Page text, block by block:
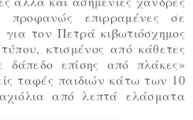
προφανώς επιρραμένες σε
τον Πετρά κιβωτιόσχημος
κτισμένος από κάθετες
δάπεδο επίσης από πλάκες»
ταφές παιδιών κάτω των 10
από λεπτά ελάσματα